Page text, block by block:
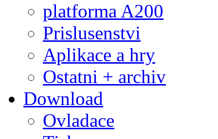
platforma A200
Prislusenstvi
Aplikace a hry
Ostatni + archiv
Download
Ovladace